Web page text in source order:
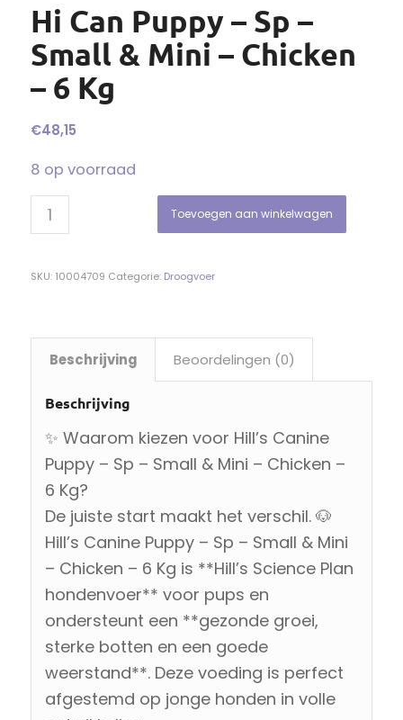
Hi Can Puppy – Sp –
Small & Mini – Chicken
– 6 Kg
€48,15
8 op voorraad
Toevoegen aan winkelwagen
SKU: 10004709 Categorie: Droogvoer
Beschrijving Beoordelingen (0)
Beschrijving
✨ Waarom kiezen voor Hill’s Canine
Puppy – Sp – Small & Mini – Chicken –
6 Kg?
De juiste start maakt het verschil. 🐶
Hill’s Canine Puppy – Sp – Small & Mini
– Chicken – 6 Kg is **Hill’s Science Plan
hondenvoer** voor pups en
ondersteunt een **gezonde groei,
sterke botten en een goede
weerstand**. Deze voeding is perfect
afgestemd op jonge honden in volle